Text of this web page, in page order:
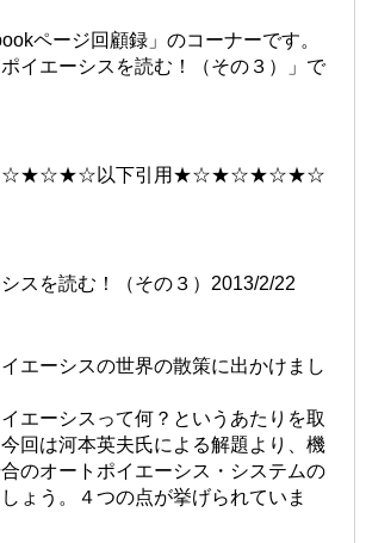
ページ回顧録」のコーナーです。
イエーシスを読む！（その３）」で
以下引用★☆★☆★☆★☆
スを読む！（その３）2013/2/22
エーシスの世界の散策に出かけまし
エーシスって何？というあたりを取
回は河本英夫氏による解題より、機
のオートポイエーシス・システムの
ょう。４つの点が挙げられていま